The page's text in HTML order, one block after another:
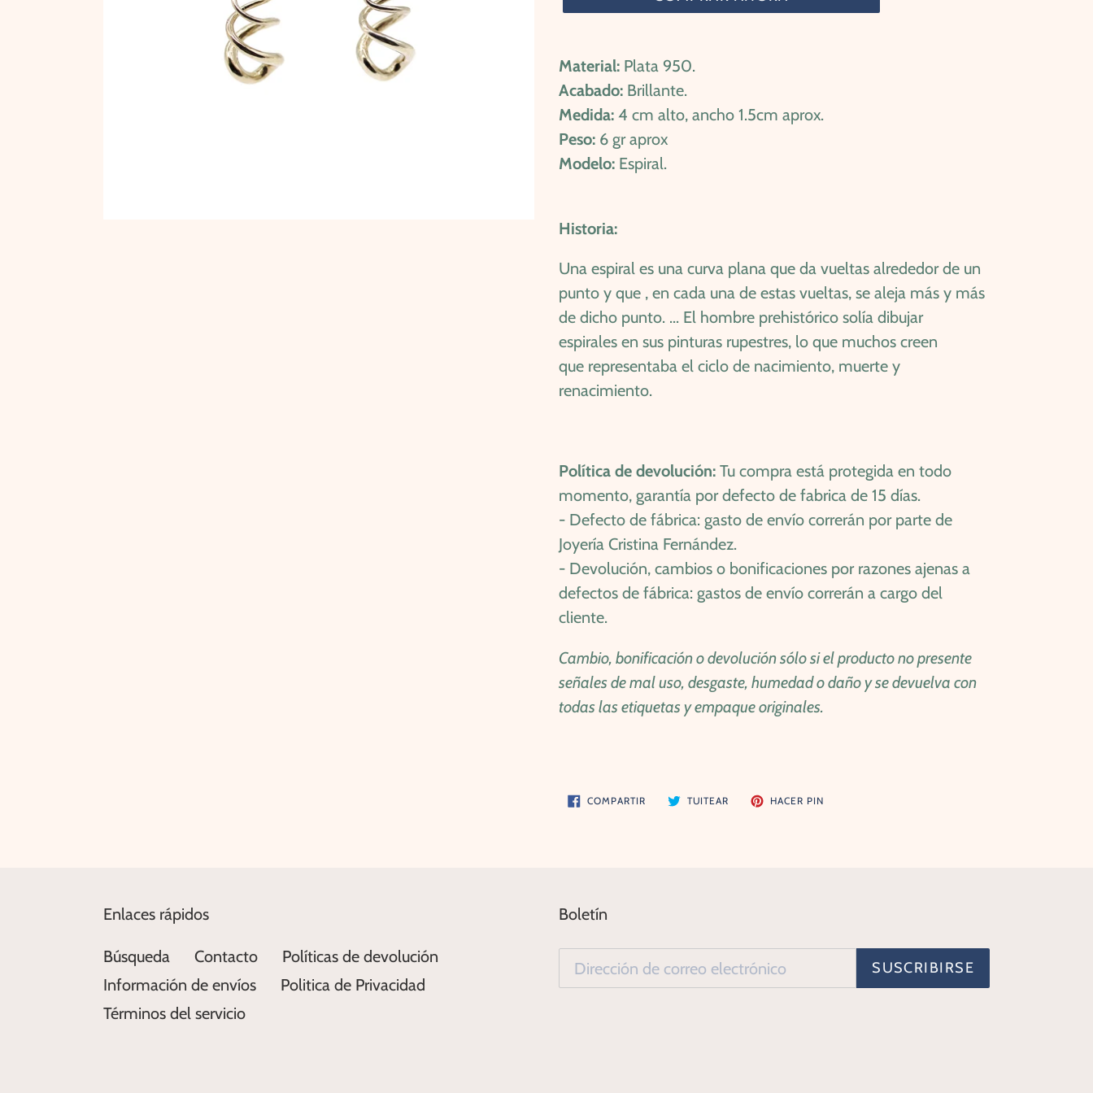
el
producto
a
tu
carrito
Material: Plata 950.
Acabado: Brillante.
Medida: 4 cm alto, ancho 1.5cm aprox.
Peso: 6 gr aprox
Modelo: Espiral.
Historia:
Una espiral es una curva plana que da vueltas alrededor de un
punto y que , en cada una de estas vueltas, se aleja más y más
de dicho punto. ... El hombre prehistórico solía dibujar
espirales en sus pinturas rupestres, lo que muchos creen
que representaba el ciclo de nacimiento, muerte y
renacimiento.
Política de devolución: Tu compra está protegida en todo
momento, garantía por defecto de fabrica de 15 días.
- Defecto de fábrica: gasto de envío correrán por parte de
Joyería Cristina Fernández.
- Devolución, cambios o bonificaciones por razones ajenas a
defectos de fábrica: gastos de envío correrán a cargo del
cliente.
Cambio, bonificación o devolución sólo si el producto no presente
señales de mal uso, desgaste, humedad o daño y se devuelva con
todas las etiquetas y empaque originales.
COMPARTIRCOMPARTIR
EN
TUITEAR TUITEAR HACER PINPINEAR
EN
Enlaces rápidos
Búsqueda Contacto
Políticas de devolución
Información de envíos
Politica de Privacidad
Términos del servicio
Boletín
SUSCRIBIRSE